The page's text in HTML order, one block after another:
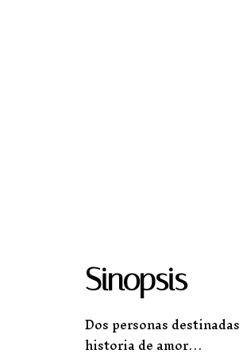
Sinopsis
Dos personas
historia de amor…